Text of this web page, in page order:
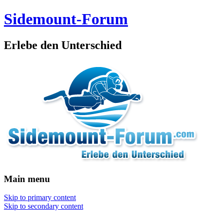
Sidemount-Forum
Erlebe den Unterschied
Main menu
Skip to primary content
Skip to secondary content